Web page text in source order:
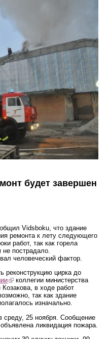
будет завершен
Vidsboku, что здание
ремонта к лету следующего
работ, так как горела
пострадало.
человеческий фактор.
реконструкцию цирка до
(link is external)
коллегии министерства
в ходе работ
так как здание
изначально.
среду, 25 ноября. Сообщение
ликвидация пожара.